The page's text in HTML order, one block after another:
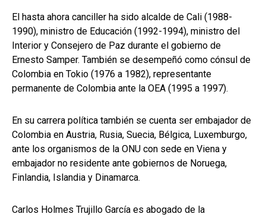
El hasta ahora canciller ha sido alcalde de Cali (1988-
1990), ministro de Educación (1992-1994), ministro del
Interior y Consejero de Paz durante el gobierno de
Ernesto Samper. También se desempeñó como cónsul de
Colombia en Tokio (1976 a 1982), representante
permanente de Colombia ante la OEA (1995 a 1997).
En su carrera política también se cuenta ser embajador de
Colombia en Austria, Rusia, Suecia, Bélgica, Luxemburgo,
ante los organismos de la ONU con sede en Viena y
embajador no residente ante gobiernos de Noruega,
Finlandia, Islandia y Dinamarca.
Carlos Holmes Trujillo García es abogado de la